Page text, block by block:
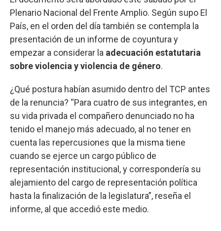
Plenario Nacional del Frente Amplio. Según supo El
País, en el orden del día también se contempla la
presentación de un informe de coyuntura y
empezar a considerar la adecuación estatutaria
sobre violencia y violencia de género.
¿Qué postura habían asumido dentro del TCP antes
de la renuncia? “Para cuatro de sus integrantes, en
su vida privada el compañero denunciado no ha
tenido el manejo más adecuado, al no tener en
cuenta las repercusiones que la misma tiene
cuando se ejerce un cargo público de
representación institucional, y correspondería su
alejamiento del cargo de representación política
hasta la finalización de la legislatura”, reseña el
informe, al que accedió este medio.